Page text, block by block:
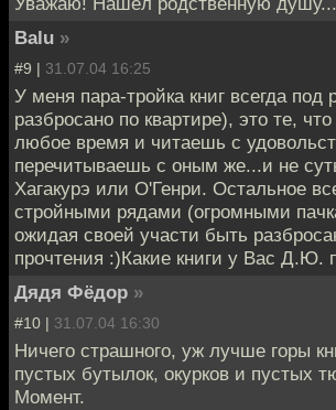
Balu »
#9 | 31.07.04 16:25
У меня пара-тройка книг всегда под
разбросано по квартире), это те,
любое время и читаешь с
перечитываешь с оным же...и не
Хагакурэ или О'Генри. Остальное
стройными рядами (огромными
ожидая своей участи быть
прочтения :)Какие книги у Вас Д.Ю.
Дядя Фёдор »
#10 | 31.07.04 16:30
Ничего страшного, уж лучше горы
пустых бутылок, окурков и пустых
Момент.